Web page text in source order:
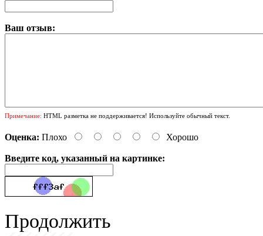
Ваш отзыв:
Примечание: HTML разметка не поддерживается! Используйте обычный текст.
Оценка: Плохо Хорошо
Введите код, указанный на картинке:
Продолжить